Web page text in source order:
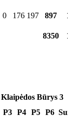
0 176 197 897
8350
Klaipėdos Būrys 3
P3 P4 P5 P6